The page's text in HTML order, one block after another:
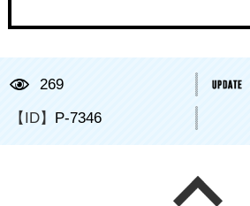
269
【ID】 P-7346